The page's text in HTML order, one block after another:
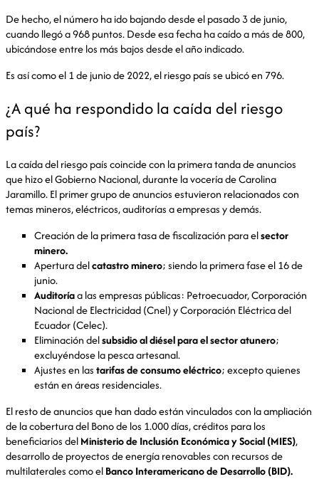
De hecho, el número ha ido bajando desde el pasado 3 de junio,
cuando llegó a 968 puntos. Desde esa fecha ha caído a más de 800,
ubicándose entre los más bajos desde el año indicado.
Es así como el 1 de junio de 2022, el riesgo país se ubicó en 796.
¿A qué ha respondido la caída del riesgo
país?
La caída del riesgo país coincide con la primera tanda de anuncios
que hizo el Gobierno Nacional, durante la vocería de Carolina
Jaramillo. El primer grupo de anuncios estuvieron relacionados con
temas mineros, eléctricos, auditorías a empresas y demás.
Creación de la primera tasa de fiscalización para elsector
minero.
Apertura delcatastro minero; siendo la primera fase el 16 de
junio.
Auditoríaa las empresas públicas: Petroecuador, Corporación
Nacional de Electricidad (Cnel) y Corporación Eléctrica del
Ecuador (Celec).
Eliminación delsubsidio al diésel para el sector atunero;
excluyéndose la pesca artesanal.
Ajustes en lastarifas de consumo eléctrico; excepto quienes
están en áreas residenciales.
El resto de anuncios que han dado están vinculados con la ampliación
de la cobertura del Bono de los 1.000 días, créditos para los
beneficiarios delMinisterio de Inclusión Económica y Social (MIES),
desarrollo de proyectos de energía renovables con recursos de
multilaterales como elBanco Interamericano de Desarrollo (BID).